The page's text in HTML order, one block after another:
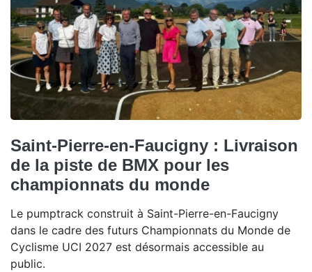
Saint-Pierre-en-Faucigny : Livraison
de la piste de BMX pour les
championnats du monde
Le pumptrack construit à Saint-Pierre-en-Faucigny
dans le cadre des futurs Championnats du Monde de
Cyclisme UCI 2027 est désormais accessible au
public.